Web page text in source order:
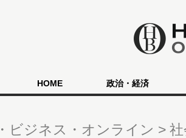
HOME 政治・経済
ビジネス・オンライン